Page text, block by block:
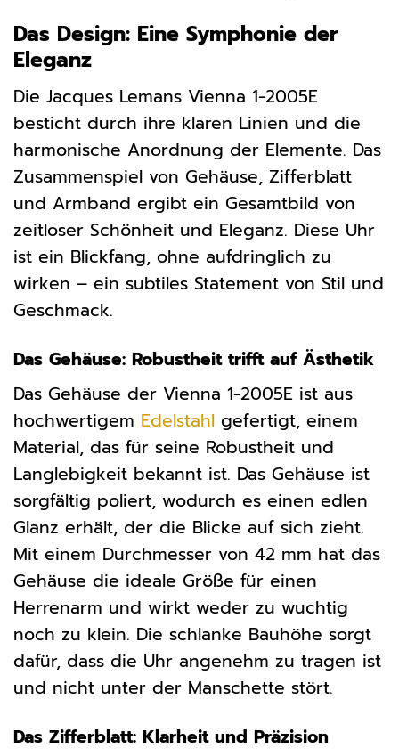
Das Design: Eine Symphonie der
Eleganz
Die Jacques Lemans Vienna 1-2005E
besticht durch ihre klaren Linien und die
harmonische Anordnung der Elemente. Das
Zusammenspiel von Gehäuse, Zifferblatt
und Armband ergibt ein Gesamtbild von
zeitloser Schönheit und Eleganz. Diese Uhr
ist ein Blickfang, ohne aufdringlich zu
wirken – ein subtiles Statement von Stil und
Geschmack.
Das Gehäuse: Robustheit trifft auf Ästhetik
Das Gehäuse der Vienna 1-2005E ist aus
hochwertigem Edelstahl gefertigt, einem
Material, das für seine Robustheit und
Langlebigkeit bekannt ist. Das Gehäuse ist
sorgfältig poliert, wodurch es einen edlen
Glanz erhält, der die Blicke auf sich zieht.
Mit einem Durchmesser von 42 mm hat das
Gehäuse die ideale Größe für einen
Herrenarm und wirkt weder zu wuchtig
noch zu klein. Die schlanke Bauhöhe sorgt
dafür, dass die Uhr angenehm zu tragen ist
und nicht unter der Manschette stört.
Das Zifferblatt: Klarheit und Präzision